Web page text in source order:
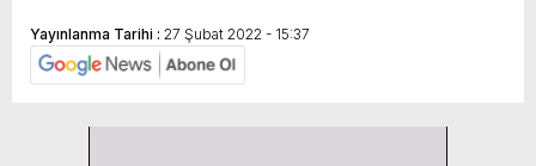
Yayınlanma Tarihi : 27 Şubat 2022 - 15:37